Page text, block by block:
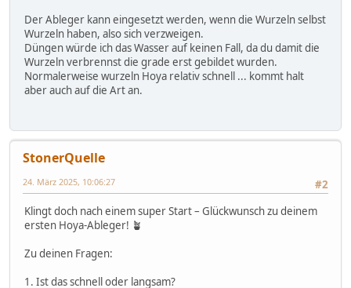
Der Ableger kann eingesetzt werden, wenn die Wurzeln selbst
Wurzeln haben, also sich verzweigen.
Düngen würde ich das Wasser auf keinen Fall, da du damit die
Wurzeln verbrennst die grade erst gebildet wurden.
Normalerweise wurzeln Hoya relativ schnell ... kommt halt
aber auch auf die Art an.
StonerQuelle
#2
24. März 2025, 10:06:27
Klingt doch nach einem super Start – Glückwunsch zu deinem
ersten Hoya-Ableger! 🪴
Zu deinen Fragen:
1. Ist das schnell oder langsam?